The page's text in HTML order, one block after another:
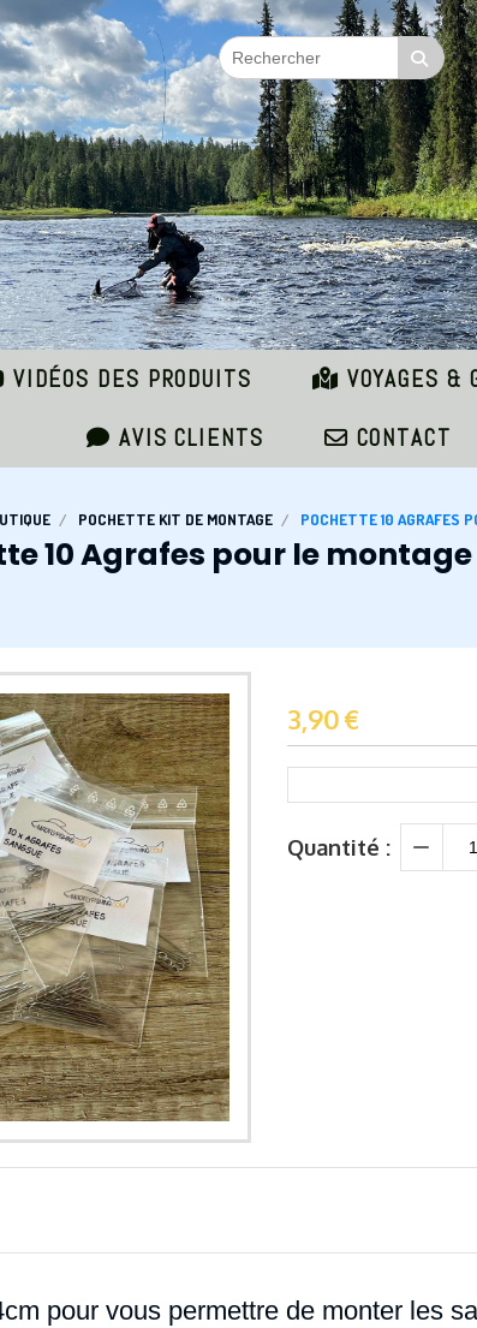
VIDÉOS DES PRODUITS VOYAGES &
AVIS CLIENTS
CONTACT
POCHETTE KIT DE MONTAGE POCHETTE 10 AGRAFES
10 Agrafes pour le
3,90€
Quantité :
pour vous permettre de monter les